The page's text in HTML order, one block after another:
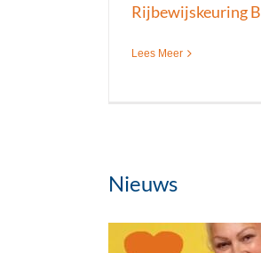
Rijbewijskeuring B
Lees Meer
Nieuws